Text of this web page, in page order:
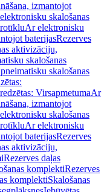
izmantojot
skalošanas
Ar elektronisku
baterijasRezerves
aktivizāciju,
skalošanas
skalošanas
VirsapmetumaAr
izmantojot
skalošanas
Ar elektronisku
baterijasRezerves
aktivizāciju,
Rezerves daļas
komplektiRezerves
komplektiSkalošanas